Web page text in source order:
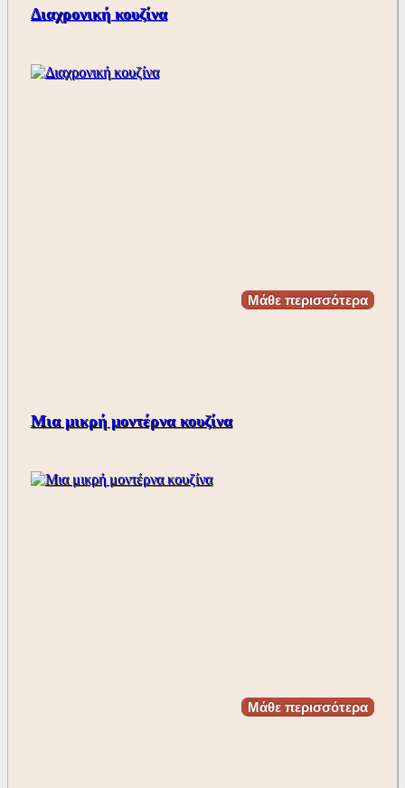
Διαχρονική κουζίνα
Μάθε περισσότερα
Μια μικρή μοντέρνα κουζίνα
Μάθε περισσότερα